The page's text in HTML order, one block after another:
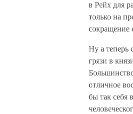
в Рейх для
только на
сокращение
Ну а теперь
грязи в
отличное
бы так себя